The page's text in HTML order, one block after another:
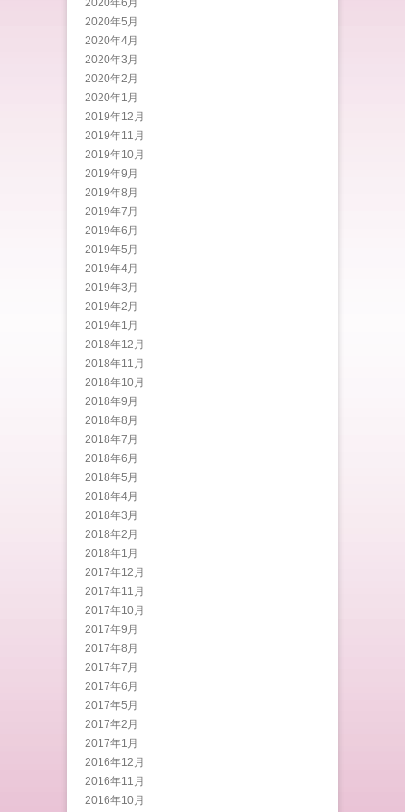
2020年6月
2020年5月
2020年4月
2020年3月
2020年2月
2020年1月
2019年12月
2019年11月
2019年10月
2019年9月
2019年8月
2019年7月
2019年6月
2019年5月
2019年4月
2019年3月
2019年2月
2019年1月
2018年12月
2018年11月
2018年10月
2018年9月
2018年8月
2018年7月
2018年6月
2018年5月
2018年4月
2018年3月
2018年2月
2018年1月
2017年12月
2017年11月
2017年10月
2017年9月
2017年8月
2017年7月
2017年6月
2017年5月
2017年2月
2017年1月
2016年12月
2016年11月
2016年10月